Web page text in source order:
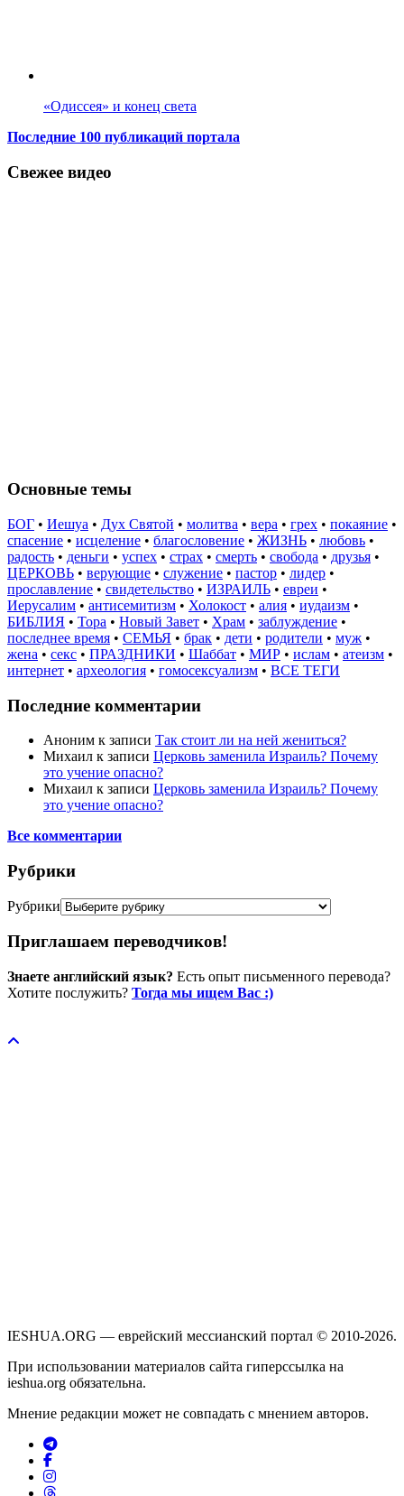
«Одиссея» и конец света
Последние 100 публикаций портала
Свежее видео
Основные темы
БОГ • Иешуа • Дух Святой • молитва • вера • грех • покаяние •
спасение • исцеление • благословение • ЖИЗНЬ • любовь •
радость • деньги • успех • страх • смерть • свобода • друзья •
ЦЕРКОВЬ • верующие • служение • пастор • лидер •
прославление • свидетельство • ИЗРАИЛЬ • евреи •
Иерусалим • антисемитизм • Холокост • алия • иудаизм •
БИБЛИЯ • Тора • Новый Завет • Храм • заблуждение •
последнее время • СЕМЬЯ • брак • дети • родители • муж •
жена • секс • ПРАЗДНИКИ • Шаббат • МИР • ислам • атеизм •
интернет • археология • гомосексуализм • ВСЕ ТЕГИ
Последние комментарии
Аноним к записи Так стоит ли на ней жениться?
Михаил к записи Церковь заменила Израиль? Почему
это учение опасно?
Михаил к записи Церковь заменила Израиль? Почему
это учение опасно?
Все комментарии
Рубрики
Рубрики
Приглашаем переводчиков!
Знаете английский язык? Есть опыт письменного перевода?
Хотите послужить? Тогда мы ищем Вас :)
IESHUA.ORG — еврейский мессианский портал © 2010-2026.
При использовании материалов сайта гиперссылка на
ieshua.org обязательна.
Мнение редакции может не совпадать с мнением авторов.